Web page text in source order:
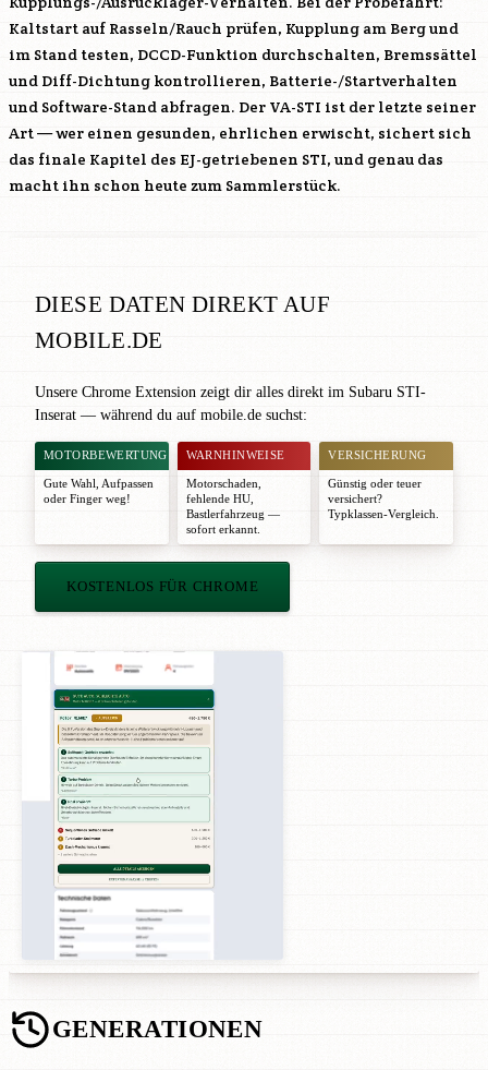
Kaltstart auf Rasseln/Rauch prüfen, Kupplung am Berg und
im Stand testen, DCCD-Funktion durchschalten, Bremssättel
und Diff-Dichtung kontrollieren, Batterie-/Startverhalten
und Software-Stand abfragen. Der VA-STI ist der letzte seiner
Art — wer einen gesunden, ehrlichen erwischt, sichert sich
das finale Kapitel des EJ-getriebenen STI, und genau das
macht ihn schon heute zum Sammlerstück.
DIESE DATEN DIREKT AUF
MOBILE.DE
Unsere Chrome Extension zeigt dir alles direkt im Subaru STI-
Inserat — während du auf mobile.de suchst:
MOTORBEWERTUNG
Gute Wahl
Aufpassen
oder Finger weg!
WARNHINWEISE
Motorschaden,
fehlende HU,
Bastlerfahrzeug —
sofort erkannt.
VERSICHERUNG
Günstig oder teuer
versichert?
Typklassen-Vergleich.
KOSTENLOS FÜR CHROME
GENERATIONEN